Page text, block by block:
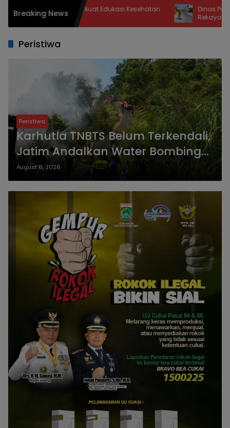
Breaking News
Edukasi Kesehatan
Dinas Perhubungan Kota Kediri
Rekayasa Lalu Lintas, Penutupan
PB Sudirman
Peristiwa
Peristiwa
Karhutla TNBTS Belum Terkendali,
Jatim Andalkan Water Bombing
BNPB Mulai Besok
August 6, 2026